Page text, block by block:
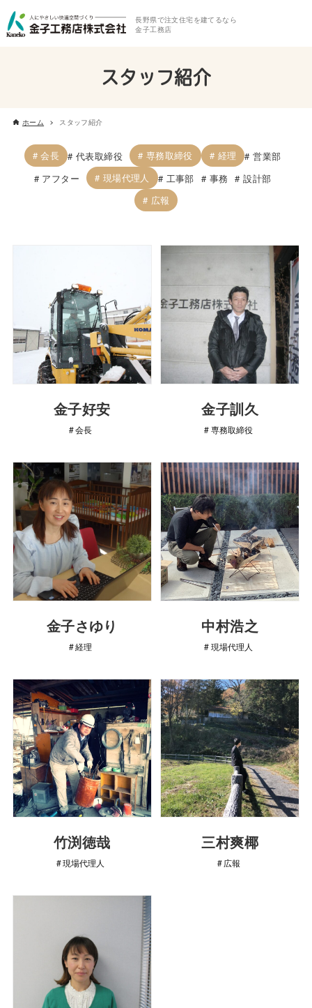
長野県で注文住宅を建てるなら
金子工務店
スタッフ紹介
ホーム スタッフ紹介
会長 代表取締役 専務取締役 経理
営業部
アフター
現場代理人 工事部 事務
設計部
広報
金子好安
会長
金子訓久
専務取締役
金子さゆり
経理
中村浩之
現場代理人
竹渕徳哉
現場代理人
三村爽椰
広報